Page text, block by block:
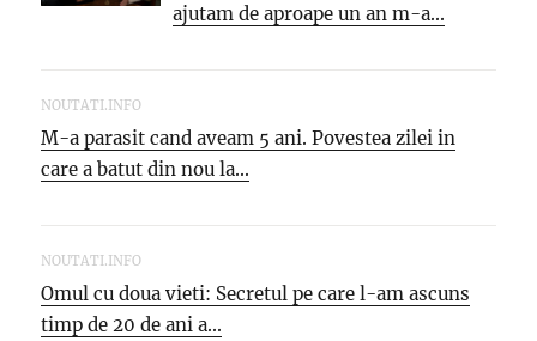
ajutam de aproape un an m-a...
NOUTATI.INFO
M-a parasit cand aveam 5 ani. Povestea zilei in
care a batut din nou la...
NOUTATI.INFO
Omul cu doua vieti: Secretul pe care l-am ascuns
timp de 20 de ani a...